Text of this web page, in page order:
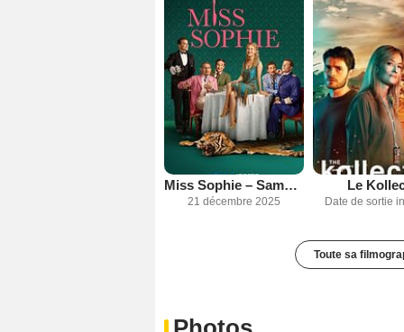
Miss Sophie – Same Procedure As Every Year
21 décembre 2025
Le
Date de sortie
Toute sa